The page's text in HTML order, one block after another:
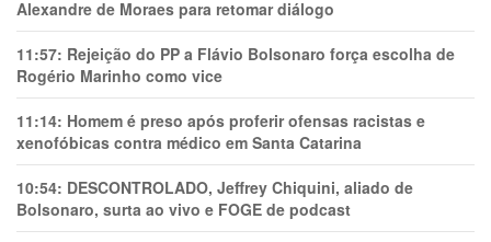
Alexandre de Moraes para retomar diálogo
11:57: Rejeição do PP a Flávio Bolsonaro força escolha de
Rogério Marinho como vice
11:14: Homem é preso após proferir ofensas racistas e
xenofóbicas contra médico em Santa Catarina
10:54: DESCONTROLADO, Jeffrey Chiquini, aliado de
Bolsonaro, surta ao vivo e FOGE de podcast